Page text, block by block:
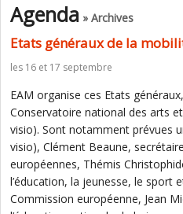
Agenda » Archives
Etats généraux de la
les 16 et 17 septembre
EAM organise ces Etats
Conservatoire national des arts
visio). Sont notamment prévues
visio), Clément Beaune,
européennes, Thémis
l’éducation, la jeunesse, le sport
Commission européenne, Jean